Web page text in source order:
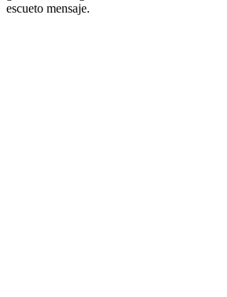
escueto mensaje.